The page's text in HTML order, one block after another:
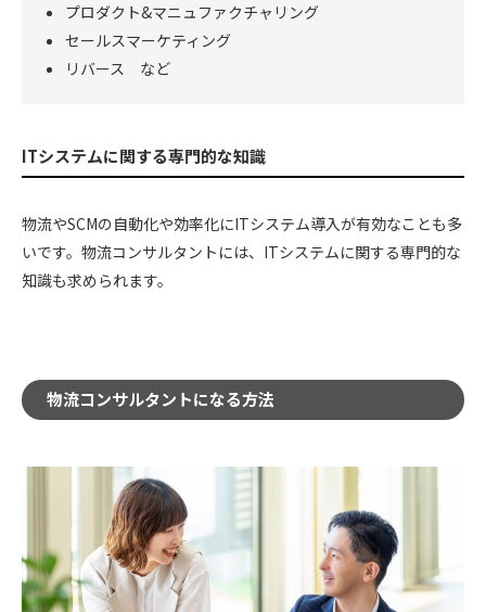
プロダクト&マニュファクチャリング
セールスマーケティング
リバース など
ITシステムに関する専門的な知識
物流やSCMの自動化や効率化にITシステム導入が有効なことも多
いです。物流コンサルタントには、ITシステムに関する専門的な
知識も求められます。
物流コンサルタントになる方法